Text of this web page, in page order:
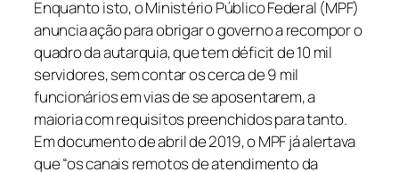
Enquanto isto, o Ministério Público Federal (MPF)
anuncia ação para obrigar o governo a recompor o
quadro da autarquia, que tem déficit de 10 mil
servidores, sem contar os cerca de 9 mil
funcionários em vias de se aposentarem, a
maioria com requisitos preenchidos para tanto.
Em documento de abril de 2019, o MPF já alertava
que “os canais remotos de atendimento da